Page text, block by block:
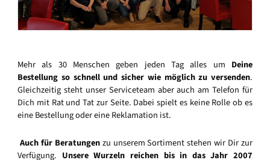
Mehr als 30 Menschen geben jeden Tag alles um Deine
Bestellung so schnell und sicher wie möglich zu versenden.
Gleichzeitig steht unser Serviceteam aber auch am Telefon für
Dich mit Rat und Tat zur Seite. Dabei spielt es keine Rolle ob es
eine Bestellung oder eine Reklamation ist.
Auch für Beratungenzu unserem Sortiment stehen wir Dir zur
Verfügung. Unsere Wurzeln reichen bis in das Jahr 2007